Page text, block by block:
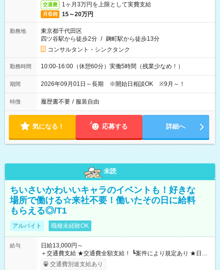
交通費 1ヶ月3万円を上限として実費支給
月収例 15～20万円
勤務地
東京都千代田区
四ツ谷駅から徒歩2分 / 麹町駅から徒歩13分
コンサルタント・シンクタンク
勤務時間 10:00-16:00（休憩60分）実働5時間（残業少なめ！）
期間 2026年09月01日～長期 ※開始日相談OK ※9月～！
特徴 履歴書不要 / 服装自由
気になる！ 応募する 詳細へ
未読
ちいさいかわいいキャラのイベントも！好きな
場所で働ける☆来社不要！働いたその日に給料
もらえる◎/T1
アルバイト 職種未経験OK
給与
日給13,000円～
＋交通費支給 ★交通費全額支給！ ┗案件により規定あり ★日払
いOK！（規定あり） ┗働いたその日に現金GET♪ お仕事後はコ
交通費別途支給あり